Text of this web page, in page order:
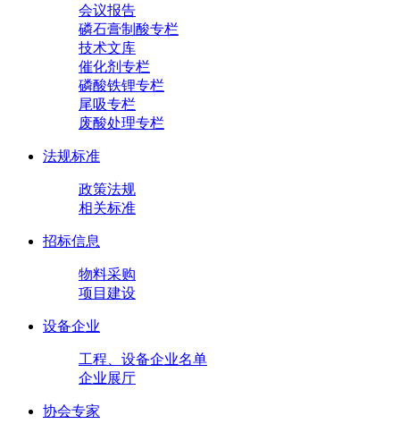
会议报告
磷石膏制酸专栏
技术文库
催化剂专栏
磷酸铁锂专栏
尾吸专栏
废酸处理专栏
法规标准
政策法规
相关标准
招标信息
物料采购
项目建设
设备企业
工程、设备企业名单
企业展厅
协会专家